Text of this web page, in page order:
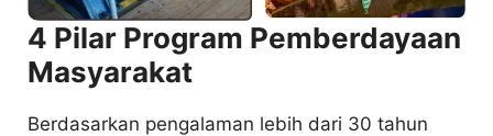
4 Pilar Program Pemberdayaan
Masyarakat
Berdasarkan pengalaman lebih dari 30 tahun